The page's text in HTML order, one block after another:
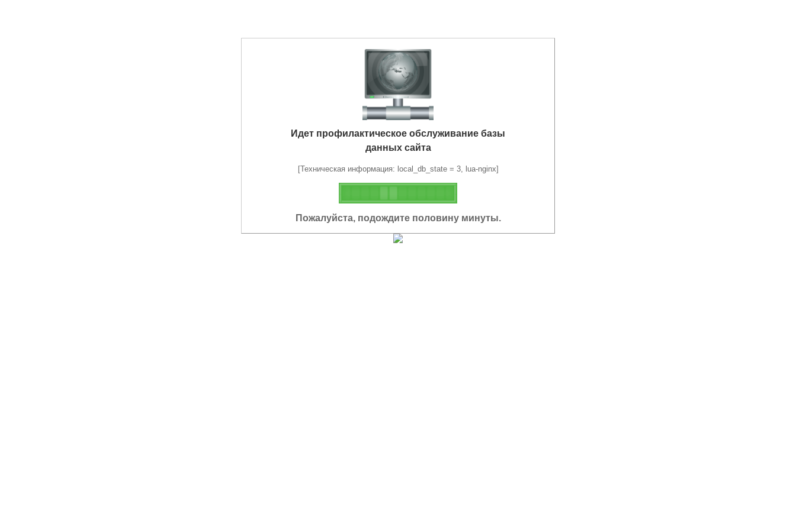
Идет профилактическое обслуживание базы
данных сайта
[Техническая информация: local_db_state = 3, lua-nginx]
Пожалуйста, подождите половину минуты.